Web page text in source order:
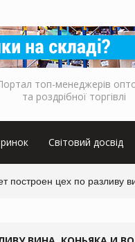
топ-менеджерів
та роздрібної торгівлі
Світовий досвід
построен цех по разливу